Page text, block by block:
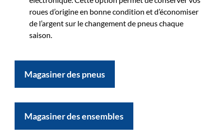
roues d’origine en bonne condition et d’économiser
de l’argent sur le changement de pneus chaque
saison.
Magasiner des pneus
Magasiner des ensembles